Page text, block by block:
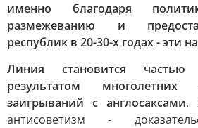
именно благодаря
размежеванию и
республик в 20-30-х годах - эти
Линия становится частью
результатом многолетних
заигрываний с англосаксами.
антисоветизм -